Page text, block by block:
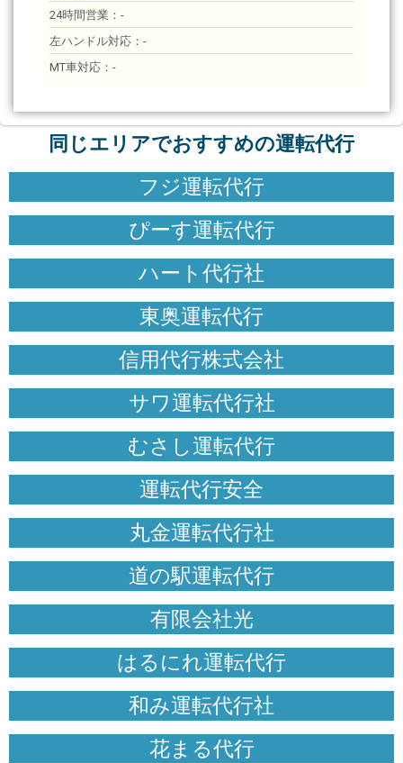
24時間営業：-
左ハンドル対応：-
MT車対応：-
同じエリアでおすすめの運転代行
フジ運転代行
ぴーす運転代行
ハート代行社
東奥運転代行
信用代行株式会社
サワ運転代行社
むさし運転代行
運転代行安全
丸金運転代行社
道の駅運転代行
有限会社光
はるにれ運転代行
和み運転代行社
花まる代行